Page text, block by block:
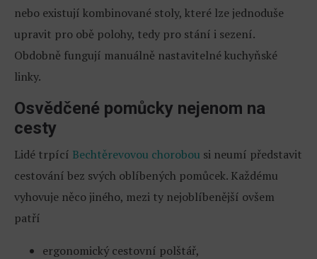
nebo existují kombinované stoly, které lze jednoduše
upravit pro obě polohy, tedy pro stání i sezení.
Obdobně fungují manuálně nastavitelné kuchyňské
linky.
Osvědčené pomůcky nejenom na
cesty
Lidé trpící Bechtěrevovou chorobou si neumí představit
cestování bez svých oblíbených pomůcek. Každému
vyhovuje něco jiného, mezi ty nejoblíbenější ovšem
patří
ergonomický cestovní polštář,